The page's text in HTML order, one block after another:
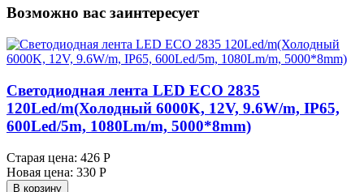
Возможно вас заинтересует
Светодиодная лента LED ECO 2835
120Led/m(Холодный 6000K, 12V, 9.6W/m, IP65,
600Led/5m, 1080Lm/m, 5000*8mm)
Старая цена: 426 Р
Новая цена: 330 Р
В корзину